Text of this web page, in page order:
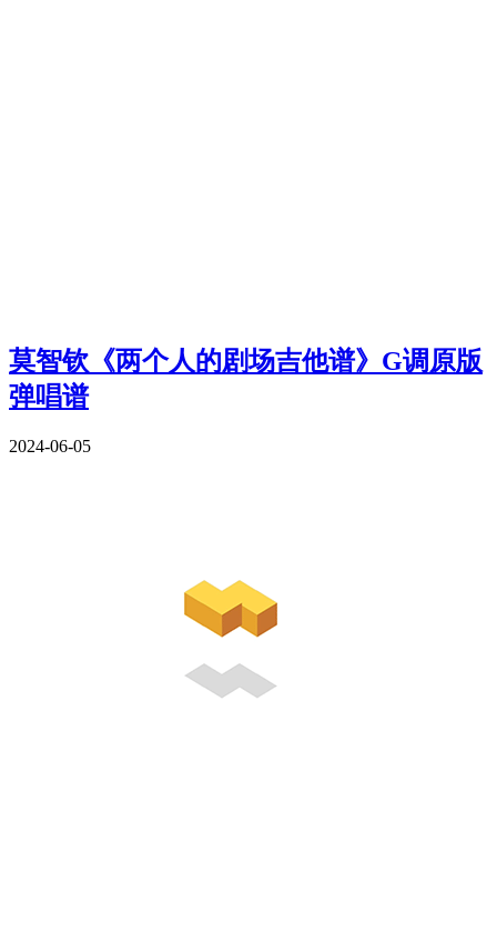
莫智钦《两个人的剧场吉他谱》G调原版
弹唱谱
2024-06-05